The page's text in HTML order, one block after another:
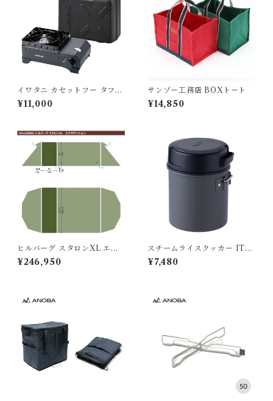
イワタニ カセットフー タフま
るXG Jr.
¥11,000
サンゾー工務店 BOXトート
¥14,850
ヒルバーグ スタロンXL エク
ステンション タクティカ
ル ポールセット
¥246,950
スチームライスクッカー ITA
DAKI
¥7,480